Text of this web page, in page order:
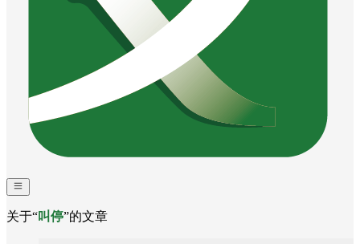
关于“叫停”的文章